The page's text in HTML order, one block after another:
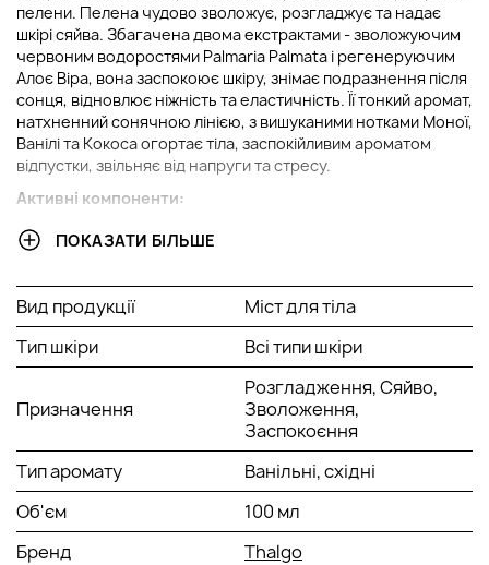
пелени. Пелена чудово зволожує, розгладжує та надає
шкірі сяйва. Збагачена двома екстрактами - зволожуючим
червоним водоростями Palmaria Palmata і регенеруючим
Алоє Віра, вона заспокоює шкіру, знімає подразнення після
сонця, відновлює ніжність та еластичність. Її тонкий аромат,
натхненний сонячною лінією, з вишуканими нотками Моної,
Ванілі та Кокоса огортає тіла, заспокійливим ароматом
відпустки, звільняє від напруги та стресу.
Активні компоненти:
Екстракт Бурих водоростей;
Спосіб застосування:
Розпиліть пелену по всьому тілу протягом дня, це
дозволить миттєво надати відчуття свіжості та підтримати
гарне самопочуття. Запобіжні заходи при використанні:
ПОКАЗАТИ БІЛЬШЕ
Вид продукції
Міст для тіла
Тип шкіри
Всі типи шкіри
Призначення
Розгладження, Сяйво,
Зволоження,
Заспокоєння
Тип аромату
Ванільні, східні
Об'єм
100 мл
Бренд
Thalgo